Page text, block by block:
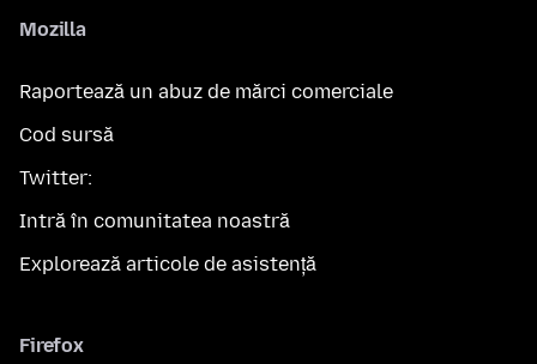
Mozilla
Raportează un abuz de mărci comerciale
Cod sursă
Twitter:
Intră în comunitatea noastră
Explorează articole de asistență
Firefox